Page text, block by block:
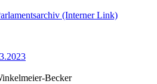
(Interner Link)
Becker